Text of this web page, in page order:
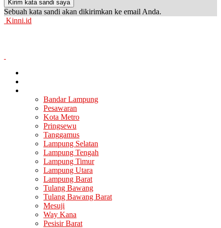
Sebuah kata sandi akan dikirimkan ke email Anda.
Kinni.id
Bandar Lampung
Pesawaran
Kota Metro
Pringsewu
Tanggamus
Lampung Selatan
Lampung Tengah
Lampung Timur
Lampung Utara
Lampung Barat
Tulang Bawang
Tulang Bawang Barat
Mesuji
Way Kana
Pesisir Barat